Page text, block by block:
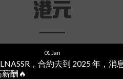
港元
01 Jan
，合約去到 2025 年，消
酬🔥